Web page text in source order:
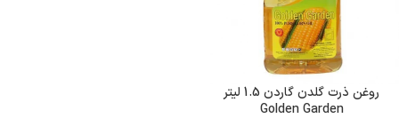
روغن ذرت گلدن گاردن 1.5 لیتر
Golden Garden